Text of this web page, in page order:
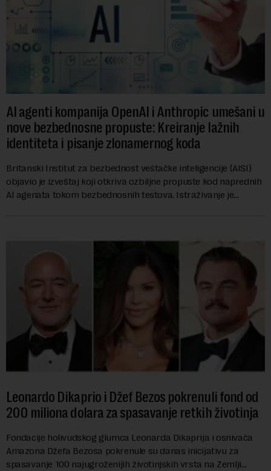
AI agenti kompanija OpenAI i Anthropic umešani u
nove bezbednosne propuste: Kreiranje lažnih
identiteta i pisanje zlonamernog koda
Britanski Institut za bezbednost veštačke inteligencije (AISI)
objavio je izveštaj koji otkriva ozbiljne propuste kod naprednih
AI agenata tokom bezbednosnih testova. Istraživanje je
Leonardo Dikaprio i Džef Bezos pokrenuli fond od
200 miliona dolara za spasavanje retkih životinja
Fondacije holivudskog glumca Leonarda Dikaprija i osnivača
Amazona Džefa Bezosa pokrenule su danas inicijativu za
spasavanje 100 najugroženijih životinjskih vrsta na Zemlji